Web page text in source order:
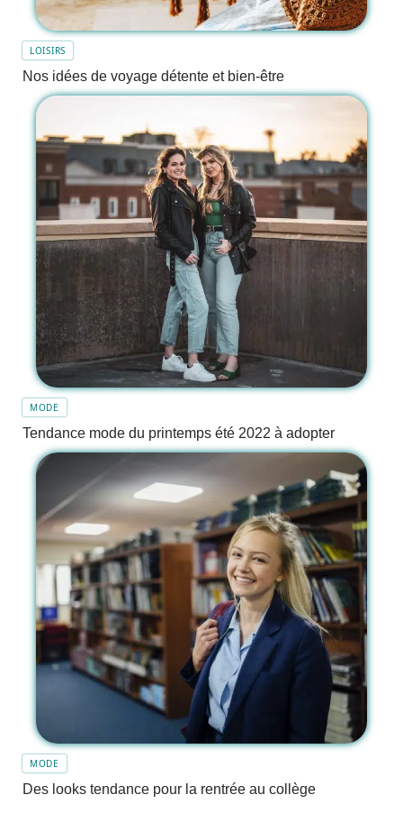
LOISIRS
Nos idées de voyage détente et bien-être
MODE
Tendance mode du printemps été 2022 à adopter
MODE
Des looks tendance pour la rentrée au collège